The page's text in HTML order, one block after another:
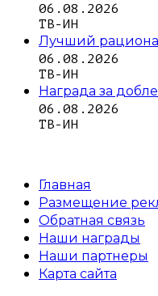
06.08.2026
ТВ-ИН
Лучший
06.08.2026
ТВ-ИН
Награда за
06.08.2026
ТВ-ИН
Главная
Размещение
Обратная связь
Наши награды
Наши партнеры
Карта сайта